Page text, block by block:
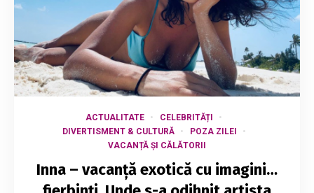
ACTUALITATE
CELEBRITĂȚI
DIVERTISMENT & CULTURĂ
POZA ZILEI
VACANȚĂ ȘI CĂLĂTORII
Inna – vacanță exotică cu imagini…